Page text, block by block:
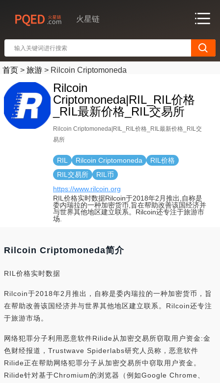
火星链
首页 > 旅游 > Rilcoin Criptomoneda
Rilcoin
Criptomoneda|RIL_RIL价格
_RIL最新价格_RIL交易所
Rilcoin Criptomoneda|RIL_RIL价格_RIL最新价格_RIL交
易所
RIL Rilcoin Criptomoneda
RIL价格
RIL交易所
RIL币
https://www.rilcoin.org
RIL价格实时数据Rilcoin于2018年2月推出,自称是
委内瑞拉的一种加密货币,旨在帮助改善该国经济并
与世界其他地区建立联系。Rilcoin还专注于旅游市
场.
Rilcoin Criptomoneda简介
RIL价格实时数据
Rilcoin于2018年2月推出，自称是委内瑞拉的一种加密货币，旨
在帮助改善该国经济并与世界其他地区建立联系。Rilcoin还专注
于旅游市场。
网络犯罪分子利用恶意软件Rilide从加密交易所窃取用户资金:金
色财经报道，Trustwave Spiderlabs研究人员称，恶意软件
Rilide正在帮助网络犯罪分子从加密交易所中窃取用户资金。
Rilide针对基于Chromium的浏览器（例如Google Chrome、